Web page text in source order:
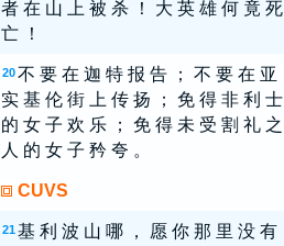
者 在 山 上 被 杀 ！ 大 英 雄 何 竟 死
亡 ！
20 不 要 在 迦 特 报 告 ； 不 要 在 亚
实 基 伦 街 上 传 扬 ； 免 得 非 利 士
的 女 子 欢 乐 ； 免 得 未 受 割 礼 之
人 的 女 子 矜 夸 。
CUVS
21 基 利 波 山 哪 ， 愿 你 那 里 没 有